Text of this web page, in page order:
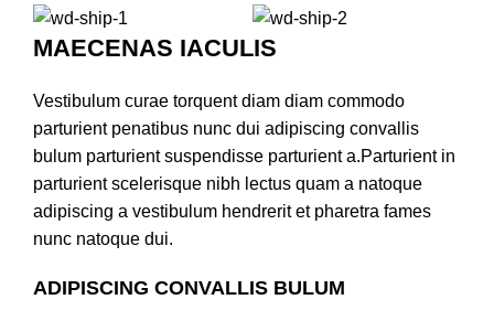
MAECENAS IACULIS
Vestibulum curae torquent diam diam commodo
parturient penatibus nunc dui adipiscing convallis
bulum parturient suspendisse parturient a.Parturient in
parturient scelerisque nibh lectus quam a natoque
adipiscing a vestibulum hendrerit et pharetra fames
nunc natoque dui.
ADIPISCING CONVALLIS BULUM